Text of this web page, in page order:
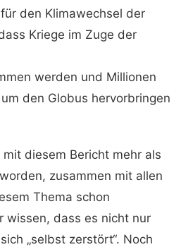
den Klimawechsel der
Kriege im Zuge der
werden und Millionen
den Globus hervorbringen
diesem Bericht mehr als
zusammen mit allen
Thema schon
wissen, dass es nicht nur
„selbst zerstört“. Noch